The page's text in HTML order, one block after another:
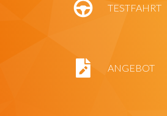
TESTFAHRT
ANGEBOT